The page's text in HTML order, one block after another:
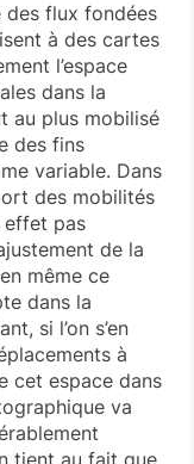
des flux fondées
à des cartes
l’espace
dans la
au plus mobilisé
des fins
variable. Dans
des mobilités
effet pas
de la
même ce
dans la
si l’on s’en
à
cet espace dans
va